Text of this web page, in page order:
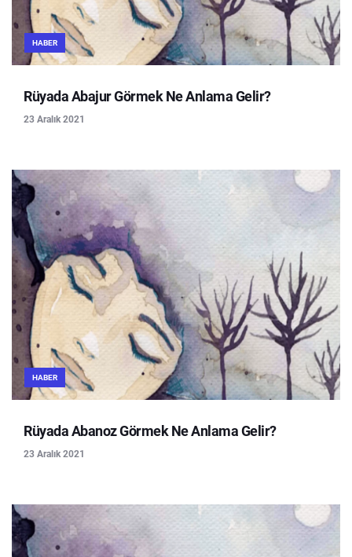
HABER
Rüyada Abajur Görmek Ne Anlama Gelir?
23 Aralık 2021
HABER
Rüyada Abanoz Görmek Ne Anlama Gelir?
23 Aralık 2021